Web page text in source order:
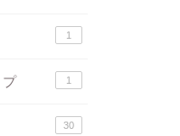
1
1
30